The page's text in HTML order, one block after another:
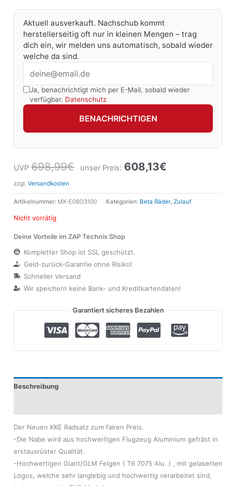
Aktuell ausverkauft. Nachschub kommt
herstellerseitig oft nur in kleinen Mengen – trag
dich ein, wir melden uns automatisch, sobald wieder
welche da sind.
Ja, benachrichtigt mich per E-Mail, sobald wieder
verfügbar. Datenschutz
BENACHRICHTIGEN
UVP 698,99€ unser Preis: 608,13€
zzgl. Versandkosten
Artikelnummer: MX-E08O3100 Kategorien: Beta Räder, Zulauf
Nicht vorrätig
Deine Vorteile im ZAP Technix Shop
Kompletter Shop ist SSL geschützt.
Geld-zurück-Garantie ohne Risiko!
Schneller Versand
Wir speichern keine Bank- und Kreditkartendaten!
Garantiert sicheres Bezahlen
Beschreibung
Der Neuen KKE Radsatz zum fairen Preis.
-Die Nabe wird aus hochwertigen Flugzeug Aluminium gefräst in
erstausrüster Qualität.
-Hochwertigen Giant/GLM Felgen ( T6 7075 Alu. ) , mit gelaserten
Logos, welche sehr langlebig und hochwertig verarbeitet sind,